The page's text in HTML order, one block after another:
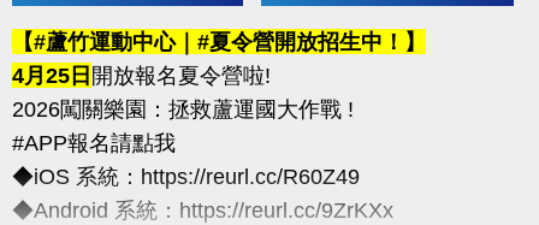
https://www.lzsports.com.tw/zh_TW/news/pageID/1/
-FB : 桃園市蘆竹國民運動中心
-IG : @luzhusports
【#蘆竹運動中心｜#夏令營開放招生中！】
4月25日 開放報名夏令營啦!
2026闖關樂園：拯救蘆運國大作戰 !
#APP報名請點我
◆iOS 系統：https://reurl.cc/R60Z49
◆Android 系統：https://reurl.cc/9ZrKXx